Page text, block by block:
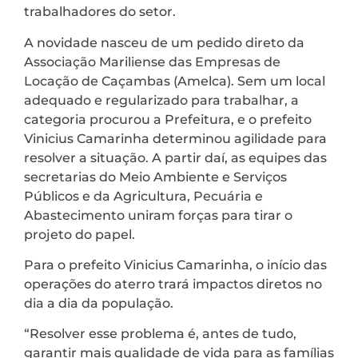
trabalhadores do setor.
A novidade nasceu de um pedido direto da
Associação Mariliense das Empresas de
Locação de Caçambas (Amelca). Sem um local
adequado e regularizado para trabalhar, a
categoria procurou a Prefeitura, e o prefeito
Vinicius Camarinha determinou agilidade para
resolver a situação. A partir daí, as equipes das
secretarias do Meio Ambiente e Serviços
Públicos e da Agricultura, Pecuária e
Abastecimento uniram forças para tirar o
projeto do papel.
Para o prefeito Vinicius Camarinha, o início das
operações do aterro trará impactos diretos no
dia a dia da população.
“Resolver esse problema é, antes de tudo,
garantir mais qualidade de vida para as famílias